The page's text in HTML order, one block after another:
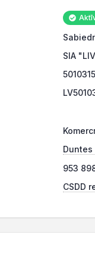
SIA
Duntes
953
CSDD